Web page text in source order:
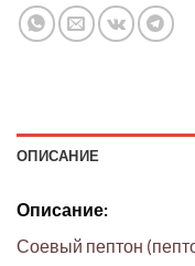
ОПИСАНИЕ
Описание:
Соевый пептон